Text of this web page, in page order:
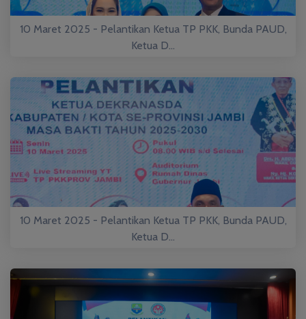
10 Maret 2025 - Pelantikan Ketua TP PKK, Bunda PAUD,
Ketua D...
10 Maret 2025 - Pelantikan Ketua TP PKK, Bunda PAUD,
Ketua D...